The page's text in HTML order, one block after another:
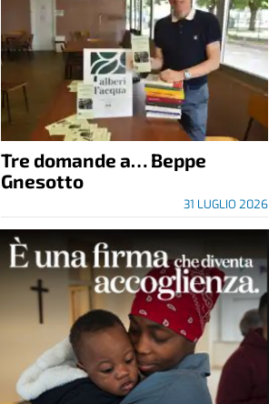
Tre domande a… Beppe
Gnesotto
31 LUGLIO 2026